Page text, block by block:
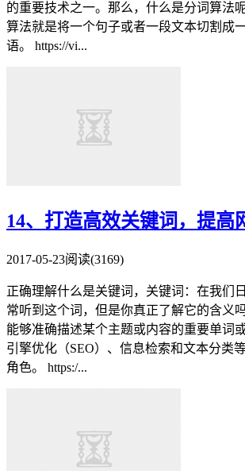
的重要技术之一。那么，什么是分词算法
算法就是将一个句子或者一段文本切割成
语。 https://vi...
14、打造高效关键词，提高
2017-05-23阅读(3169)
正确理解什么是关键词，关键词：在我们
常听到这个词，但是你真正了解它的含义
能够准确描述某个主题或内容的重要单词
引擎优化（SEO）、信息检索和文本分类
角色。 https:/...